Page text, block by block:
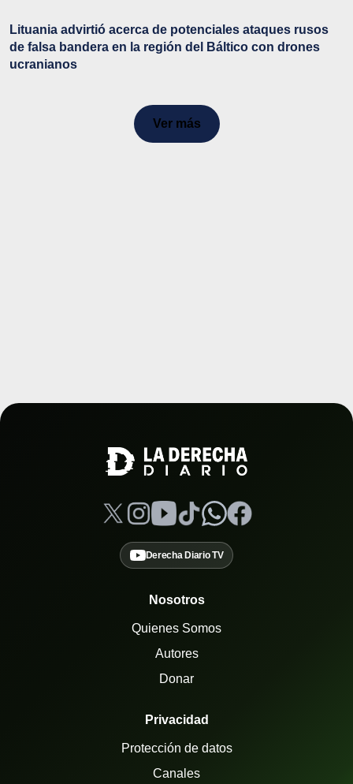
Lituania advirtió acerca de potenciales ataques rusos
de falsa bandera en la región del Báltico con drones
ucranianos
Ver más
Derecha Diario TV
Nosotros
Quienes Somos
Autores
Donar
Privacidad
Protección de datos
Canales